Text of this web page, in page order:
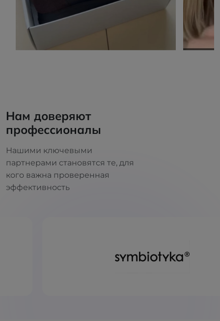
Нам доверяют
профессионалы
Нашими ключевыми
партнерами становятся те, для
кого важна проверенная
эффективность